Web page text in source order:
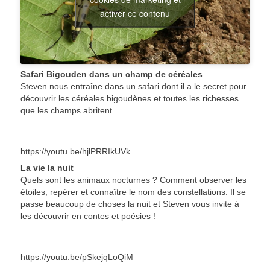
activer ce contenu
Safari Bigouden dans un champ de céréales
Steven nous entraîne dans un safari dont il a le secret pour
découvrir les céréales bigoudènes et toutes les richesses
que les champs abritent.
https://youtu.be/hjlPRRIkUVk
La vie la nuit
Quels sont les animaux nocturnes ? Comment observer les
étoiles, repérer et connaître le nom des constellations. Il se
passe beaucoup de choses la nuit et Steven vous invite à
les découvrir en contes et poésies !
https://youtu.be/pSkejqLoQiM